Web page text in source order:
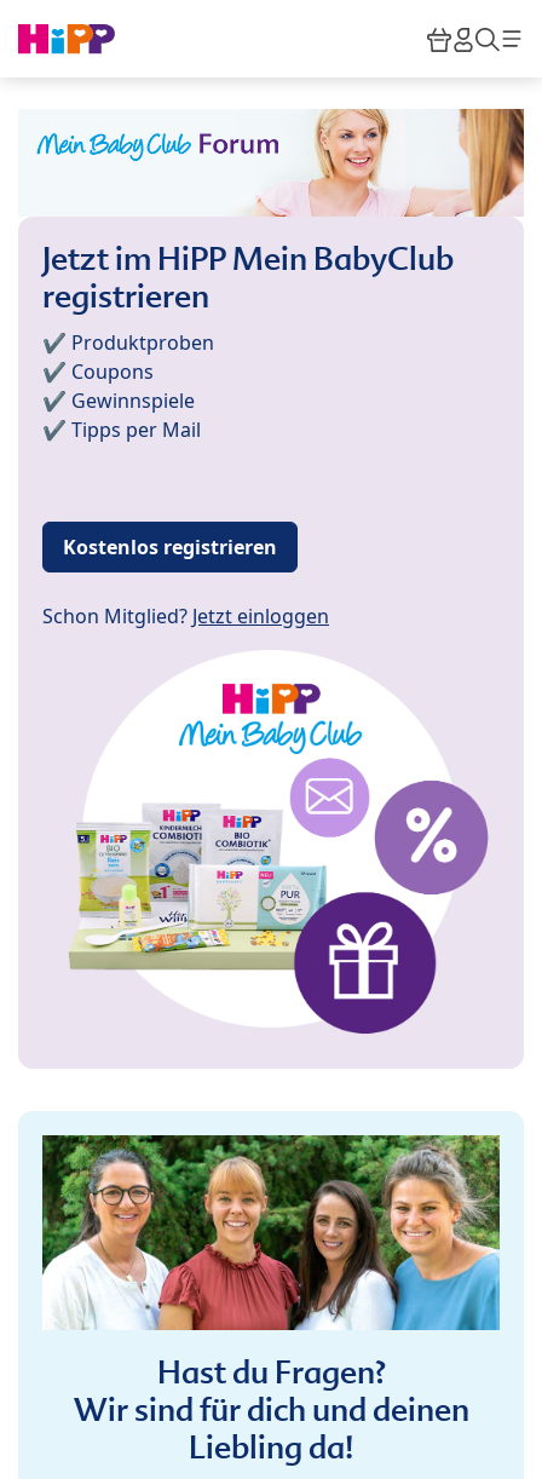
HiPP
Jetzt im HiPP Mein BabyClub
registrieren
✔️ Produktproben
✔️ Coupons
✔️ Gewinnspiele
✔️ Tipps per Mail
Kostenlos registrieren
Schon Mitglied? Jetzt einloggen
Hast du Fragen?
Wir sind für dich und deinen
Liebling da!